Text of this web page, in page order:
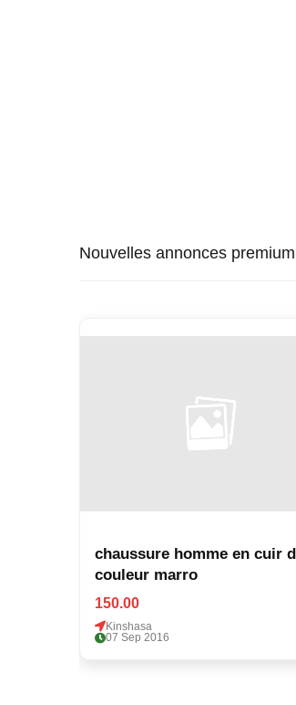
Nouvelles annonces premium
chaussure homme en cuir
couleur marro
150.00
Kinshasa
07 Sep 2016